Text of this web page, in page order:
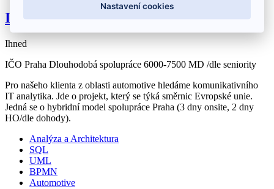
IT Analytik pro automobilový průmysl
Ihned
IČO Praha Dlouhodobá spolupráce 6000-7500 MD /dle seniority
Pro našeho klienta z oblasti automotive hledáme komunikativního
IT analytika. Jde o projekt, který se týká směrnic Evropské unie.
Jedná se o hybridní model spolupráce Praha (3 dny onsite, 2 dny
HO/dle dohody).
Analýza a Architektura
SQL
UML
BPMN
Automotive
Nastavení cookies